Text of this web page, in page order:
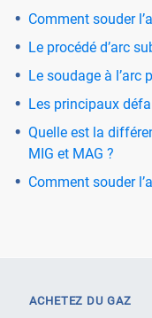
Comment souder
Le procédé d’arc
Le soudage à l’arc
Les principaux
Quelle est la
MIG et MAG ?
Comment souder
ACHETEZ DU GAZ